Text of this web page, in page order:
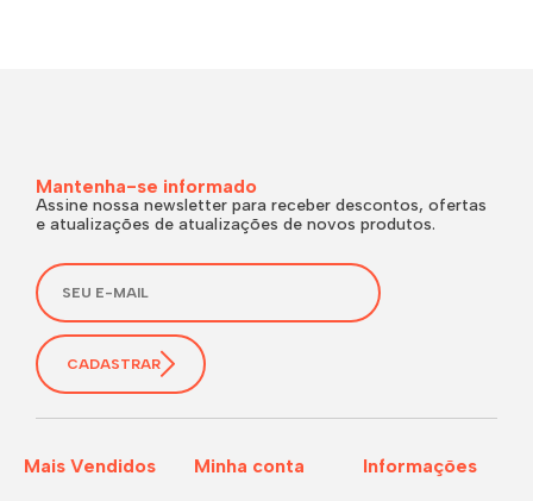
Mais Vendidos Minha conta Informações
Mantenha-se informado
Assine nossa newsletter para receber descontos, ofertas
e atualizações de atualizações de novos produtos.
CADASTRAR